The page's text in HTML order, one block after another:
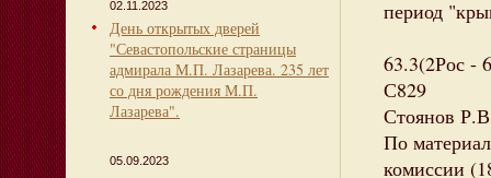
02.11.2023
День открытых дверей
"Севастопольские страницы
адмирала М.П. Лазарева. 235 лет
со дня рождения М.П.
Лазарева".
05.09.2023
период
63.3(2Рос -
С829
Стоянов
По
комиссии